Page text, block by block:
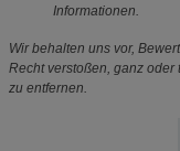
Informationen.
Wir behalten uns vor,
Recht verstoßen, ganz
zu entfernen.